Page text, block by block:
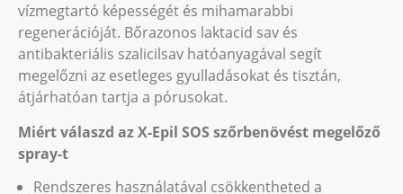
vízmegtartó képességét és mihamarabbi
regenerációját. Bőrazonos laktacid sav és
antibakteriális szalicilsav hatóanyagával segít
megelőzni az esetleges gyulladásokat és tisztán,
átjárhatóan tartja a pórusokat.
Miért válaszd az X-Epil SOS szőrbenövést megelőző
spray-t
Rendszeres használatával csökkentheted a